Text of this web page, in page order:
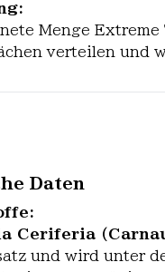
Menge
verteilen und
Daten
Ceriferia
und wird unter